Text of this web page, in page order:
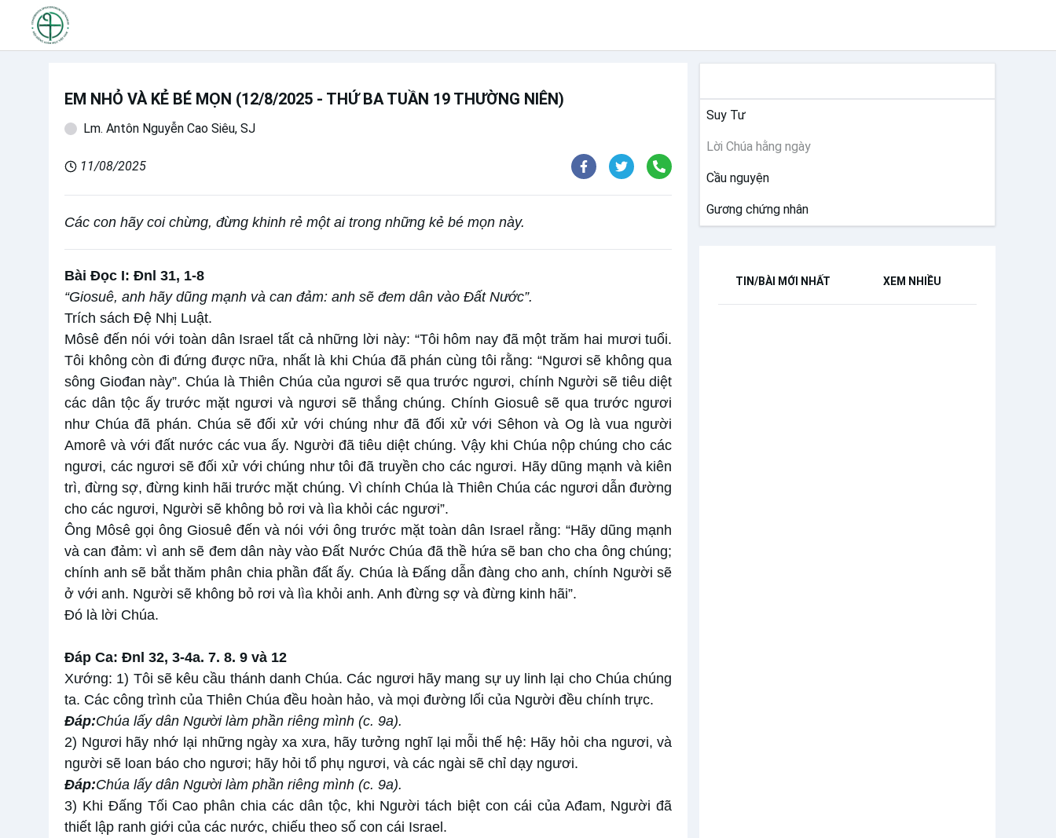
EM NHỎ VÀ KẺ BÉ MỌN (12/8/2025 - THỨ BA TUẦN 19 THƯỜNG NIÊN)
Lm. Antôn Nguyễn Cao Siêu, SJ
11/08/2025
Các con hãy coi chừng, đừng khinh rẻ một ai trong những kẻ bé mọn này.
Bài Ðọc I: Đnl 31, 1-8
“Giosuê, anh hãy dũng mạnh và can đảm: anh sẽ đem dân vào Ðất Nước”.
Trích sách Ðệ Nhị Luật.
Môsê đến nói với toàn dân Israel tất cả những lời này: “Tôi hôm nay đã một trăm hai mươi tuổi.
Tôi không còn đi đứng được nữa, nhất là khi Chúa đã phán cùng tôi rằng: “Ngươi sẽ không qua
sông Giođan này”. Chúa là Thiên Chúa của ngươi sẽ qua trước ngươi, chính Người sẽ tiêu diệt
các dân tộc ấy trước mặt ngươi và ngươi sẽ thắng chúng. Chính Giosuê sẽ qua trước ngươi
như Chúa đã phán. Chúa sẽ đối xử với chúng như đã đối xử với Sêhon và Og là vua người
Amorê và với đất nước các vua ấy. Người đã tiêu diệt chúng. Vậy khi Chúa nộp chúng cho các
ngươi, các ngươi sẽ đối xử với chúng như tôi đã truyền cho các ngươi. Hãy dũng mạnh và kiên
trì, đừng sợ, đừng kinh hãi trước mặt chúng. Vì chính Chúa là Thiên Chúa các ngươi dẫn đường
cho các ngươi, Người sẽ không bỏ rơi và lìa khỏi các ngươi”.
Ông Môsê gọi ông Giosuê đến và nói với ông trước mặt toàn dân Israel rằng: “Hãy dũng mạnh
và can đảm: vì anh sẽ đem dân này vào Ðất Nước Chúa đã thề hứa sẽ ban cho cha ông chúng;
chính anh sẽ bắt thăm phân chia phần đất ấy. Chúa là Ðấng dẫn đàng cho anh, chính Người sẽ
ở với anh. Người sẽ không bỏ rơi và lìa khỏi anh. Anh đừng sợ và đừng kinh hãi”.
Ðó là lời Chúa.
Ðáp Ca: Ðnl 32, 3-4a. 7. 8. 9 và 12
Xướng: 1) Tôi sẽ kêu cầu thánh danh Chúa. Các ngươi hãy mang sự uy linh lại cho Chúa chúng
ta. Các công trình của Thiên Chúa đều hoàn hảo, và mọi đường lối của Người đều chính trực.
Ðáp:Chúa lấy dân Người làm phần riêng mình (c. 9a).
2) Ngươi hãy nhớ lại những ngày xa xưa, hãy tưởng nghĩ lại mỗi thế hệ: Hãy hỏi cha ngươi, và
người sẽ loan báo cho ngươi; hãy hỏi tổ phụ ngươi, và các ngài sẽ chỉ dạy ngươi.
Ðáp:Chúa lấy dân Người làm phần riêng mình (c. 9a).
3) Khi Ðấng Tối Cao phân chia các dân tộc, khi Người tách biệt con cái của Ađam, Người đã
thiết lập ranh giới của các nước, chiếu theo số con cái Israel.
Suy Tư
Lời Chúa hằng ngày
Cầu nguyện
Gương chứng nhân
TIN/BÀI MỚI NHẤT XEM NHIỀU